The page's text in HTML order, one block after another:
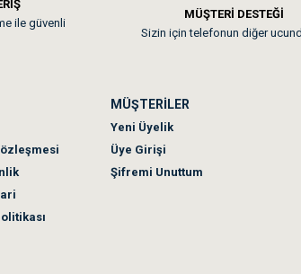
Jack russell köpeğim severek yedi. Tüy
ile güvenli
MÜŞTERİ DESTEĞİ
Sizin için telefonun diğer
MÜŞTERİLER
Yeni Üyelik
Üye Girişi
Şifremi Unuttum